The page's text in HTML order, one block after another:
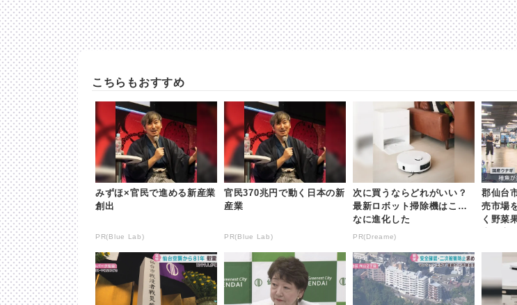
こちらもおすすめ
みずほ×官民で進める新産業
創出
PR(Blue Lab)
官民370兆円で動く日本の新
産業
PR(Blue Lab)
次に買うならどれがいい？
最新ロボット掃除機はこん
なに進化した
PR(Dreame)
郡仙台
売市場
く野菜